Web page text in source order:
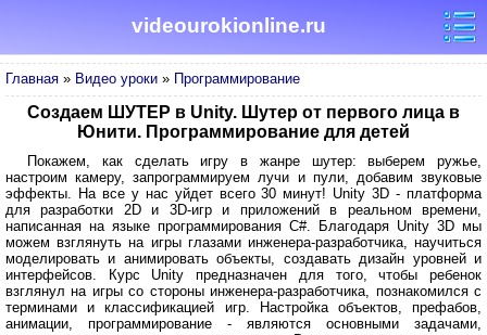
videourokionline.ru
Главная » Видео уроки » Программирование
Создаем ШУТЕР в Unity. Шутер от первого лица в
Юнити. Программирование для детей
Покажем, как сделать игру в жанре шутер: выберем ружье,
настроим камеру, запрограммируем лучи и пули, добавим звуковые
эффекты. На все у нас уйдет всего 30 минут! Unity 3D - платформа
для разработки 2D и 3D-игр и приложений в реальном времени,
написанная на языке программирования C#. Благодаря Unity 3D мы
можем взглянуть на игры глазами инженера-разработчика, научиться
моделировать и анимировать объекты, создавать дизайн уровней и
интерфейсов. Курс Unity предназначен для того, чтобы ребенок
взглянул на игры со стороны инженера-разработчика, познакомился с
терминами и классификацией игр. Настройка объектов, префабов,
анимации, программирование - являются основными задачами,